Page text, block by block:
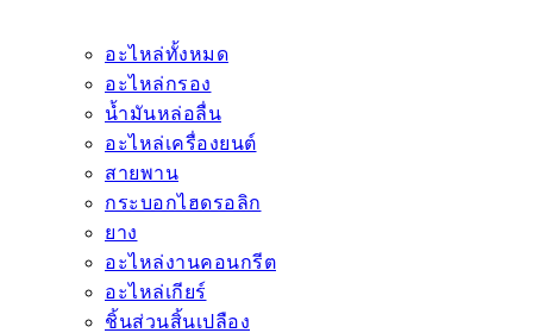
อะไหล่ทั้งหมด
อะไหล่กรอง
น้ำมันหล่อลื่น
อะไหล่เครื่องยนต์
สายพาน
กระบอกไฮดรอลิก
ยาง
อะไหล่งานคอนกรีต
อะไหล่เกียร์
ชิ้นส่วนสิ้นเปลือง